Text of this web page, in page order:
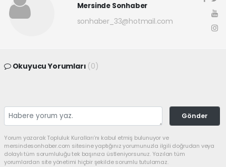
Mersinde Sonhaber
sonhaber_33@hotmail.com
Okuyucu Yorumları (0)
Gönder
Yorum yazarak Topluluk Kuralları’nı kabul etmiş bulunuyor ve
mersindesonhaber.com sitesine yaptığınız yorumunuzla ilgili doğrudan veya
dolaylı tüm sorumluluğu tek başınıza üstleniyorsunuz. Yazılan tüm
yorumlardan site yönetimi hiçbir şekilde sorumlu tutulamaz.